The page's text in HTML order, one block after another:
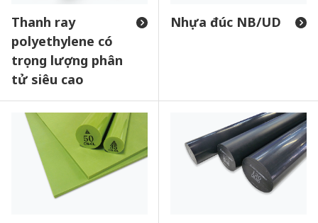
Thanh ray
polyethylene có
trọng lượng phân
tử siêu cao
Nhựa đúc NB/UD